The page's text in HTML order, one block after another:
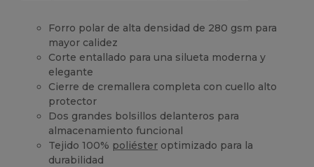
Forro polar de alta densidad de 280 gsm para
mayor calidez
Corte entallado para una silueta moderna y
elegante
Cierre de cremallera completa con cuello alto
protector
Dos grandes bolsillos delanteros para
almacenamiento funcional
Tejido 100% poliéster optimizado para la
durabilidad